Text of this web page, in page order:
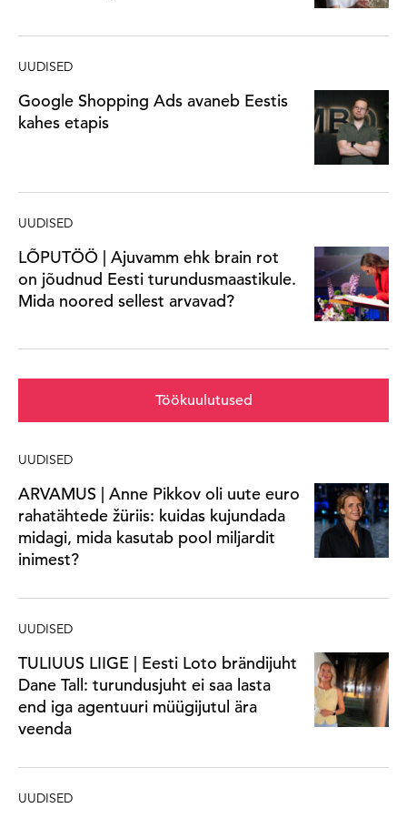
UUDISED
Google Shopping Ads avaneb Eestis
kahes etapis
UUDISED
LÕPUTÖÖ | Ajuvamm ehk brain rot
on jõudnud Eesti turundusmaastikule.
Mida noored sellest arvavad?
Töökuulutused
UUDISED
ARVAMUS | Anne Pikkov oli uute euro
rahatähtede žüriis: kuidas kujundada
midagi, mida kasutab pool miljardit
inimest?
UUDISED
TULIUUS LIIGE | Eesti Loto brändijuht
Dane Tall: turundusjuht ei saa lasta
end iga agentuuri müügijutul ära
veenda
UUDISED